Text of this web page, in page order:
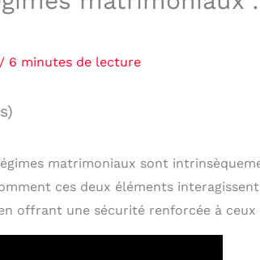
/ 6 minutes de lecture
matrimoniaux sont
ces deux éléments
offrant une sécurité renforcée à ceux